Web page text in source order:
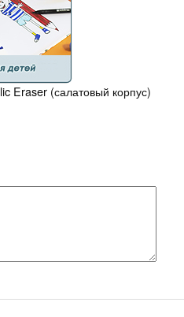
Eraser (салатовый корпус)